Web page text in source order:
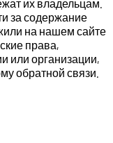
их владельцам.
за содержание
на нашем сайте
права,
или организации,
обратной связи.